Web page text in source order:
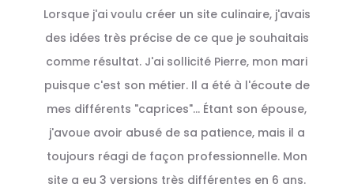
Lorsque j'ai voulu créer un site culinaire, j'avais
des idées très précise de ce que je souhaitais
comme résultat. J'ai sollicité Pierre, mon mari
puisque c'est son métier. Il a été à l'écoute de
mes différents "caprices"... Étant son épouse,
j'avoue avoir abusé de sa patience, mais il a
toujours réagi de façon professionnelle. Mon
site a eu 3 versions très différentes en 6 ans.